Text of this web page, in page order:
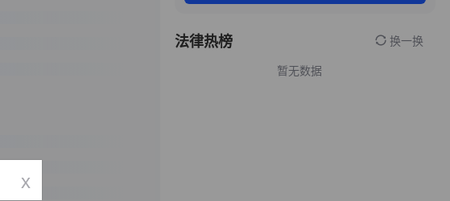
法律热榜 换一换
暂无数据
x